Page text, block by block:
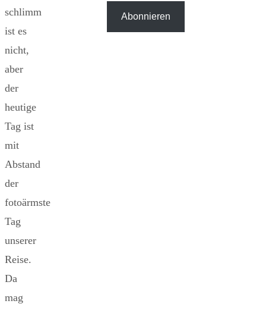
schlimm
ist es
nicht,
aber
der
heutige
Tag ist
mit
Abstand
der
fotoärmste
Tag
unserer
Reise.
Da
mag
Abonnieren